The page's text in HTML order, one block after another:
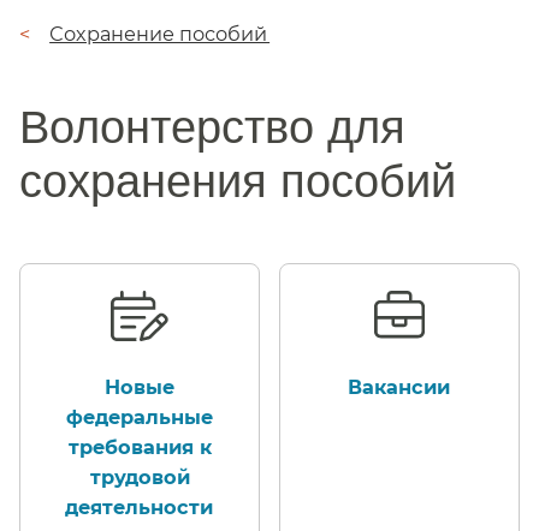
Цепочка
Сохранение пособий​​
Волонтерство для
сохранения пособий​​
Новые
федеральные
требования к
трудовой
деятельности​​
Вакансии​​